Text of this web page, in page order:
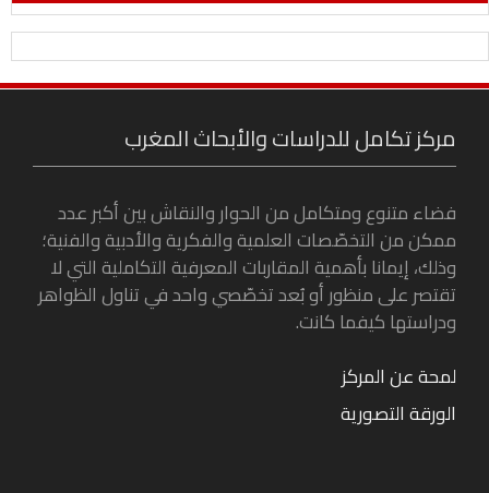
مركز تكامل للدراسات والأبحاث المغرب
فضاء متنوع ومتكامل من الحوار والنقاش بين أكبر عدد
ممكن من التخصّصات العلمية والفكرية والأدبية والفنية؛
وذلك، إيمانا بأهمية المقاربات المعرفية التكاملية التي لا
تقتصر على منظور أو بُعد تخصّصي واحد في تناول الظواهر
ودراستها كيفما كانت.
لمحة عن المركز
الورقة التصورية